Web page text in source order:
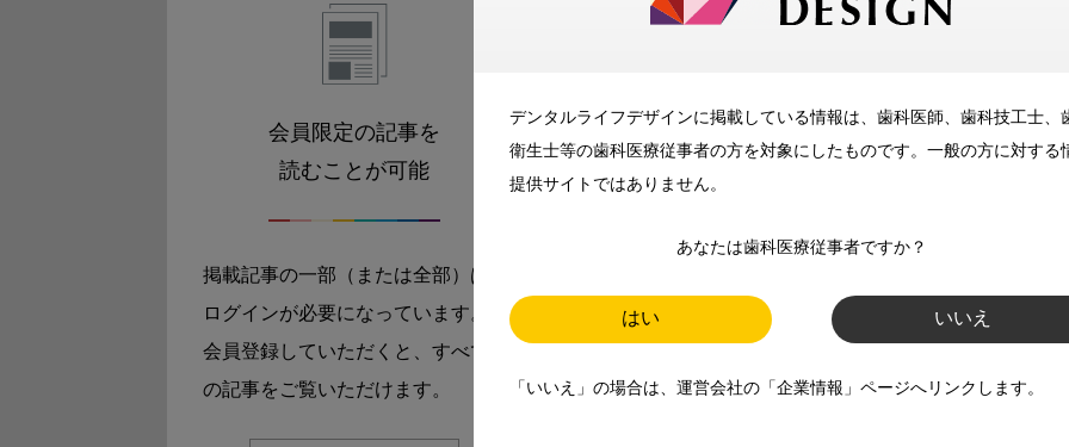
デンタルライフデザインに掲載している情報は、歯科医師、歯科技工士、
衛生士等の歯科医療従事者の方を対象にしたものです。一般の方に対する
提供サイトではありません。
あなたは歯科医療従事者ですか？
はい いいえ
「いいえ」の場合は、運営会社の「企業情報」ページへリンクします。
会員限定の記事を
読むことが可能
掲載記事の一部（または全部）は
ログインが必要になっています。
会員登録していただくと、すべて
の記事をご覧いただけます。
メールマガジンでお届け
師、歯科衛生士、歯科技工士）に
お届けします。